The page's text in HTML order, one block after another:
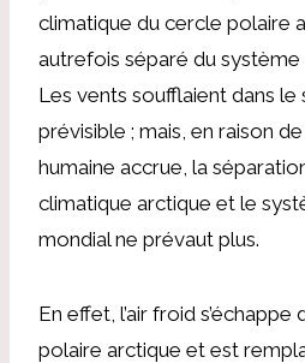
climatique du cercle polaire
autrefois séparé du
Les vents soufflaient dans le
prévisible ; mais, en raison
humaine accrue, la
climatique arctique et le
mondial ne prévaut plus.
En effet, l’air froid
polaire arctique et est